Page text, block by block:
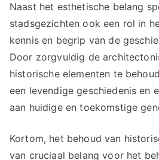
Naast het esthetische belang
stadsgezichten ook een rol in
kennis en begrip van de
Door zorgvuldig de
historische elementen te
een levendige geschiedenis en
aan huidige en toekomstige
Kortom, het behoud van
van cruciaal belang voor het